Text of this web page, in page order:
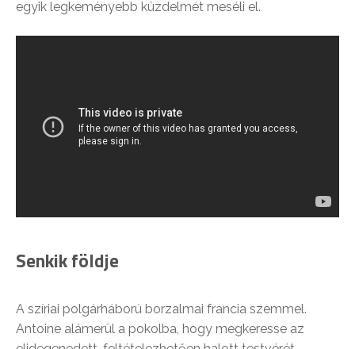
egyik legkeményebb küzdelmét meséli el.
Senkik földje
A szíriai polgárháború borzalmai francia szemmel.
Antoine alámerül a pokolba, hogy megkeresse az